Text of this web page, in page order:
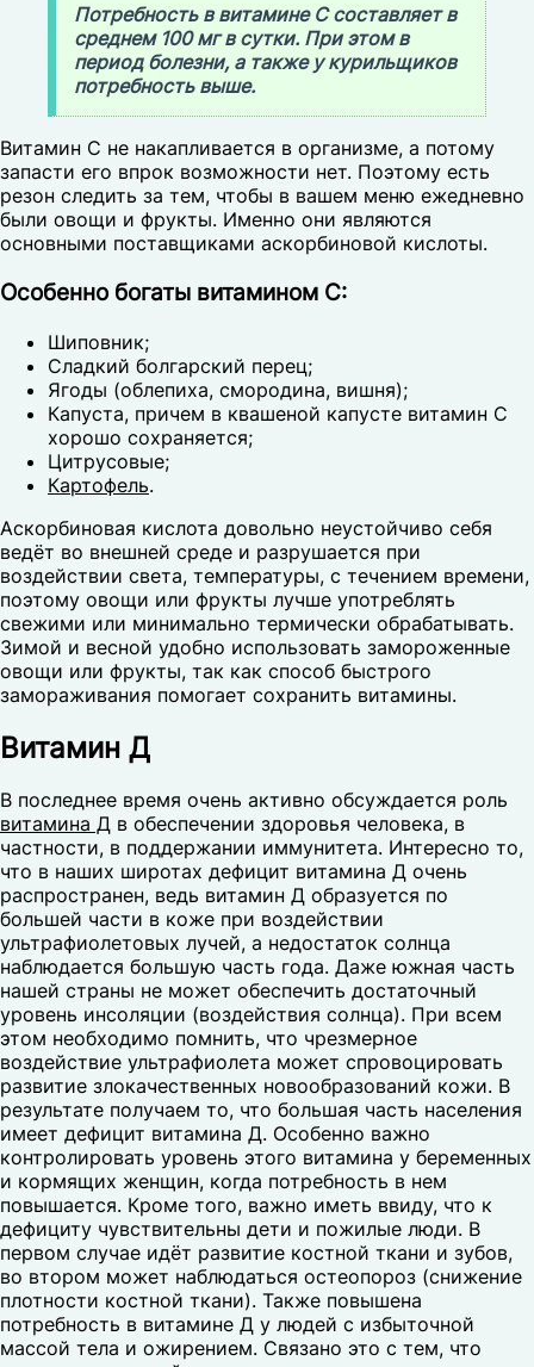
Потребность в витамине С составляет в
среднем 100 мг в сутки. При этом в
период болезни, а также у курильщиков
потребность выше.
Витамин С не накапливается в организме, а потому
запасти его впрок возможности нет. Поэтому есть
резон следить за тем, чтобы в вашем меню ежедневно
были овощи и фрукты. Именно они являются
основными поставщиками аскорбиновой кислоты.
Особенно богаты витамином С:
Шиповник;
Сладкий болгарский перец;
Ягоды (облепиха, смородина, вишня);
Капуста, причем в квашеной капусте витамин С
хорошо сохраняется;
Цитрусовые;
Картофель.
Аскорбиновая кислота довольно неустойчиво себя
ведёт во внешней среде и разрушается при
воздействии света, температуры, с течением времени,
поэтому овощи или фрукты лучше употреблять
свежими или минимально термически обрабатывать.
Зимой и весной удобно использовать замороженные
овощи или фрукты, так как способ быстрого
замораживания помогает сохранить витамины.
Витамин Д
В последнее время очень активно обсуждается роль
витамина Д в обеспечении здоровья человека, в
частности, в поддержании иммунитета. Интересно то,
что в наших широтах дефицит витамина Д очень
распространен, ведь витамин Д образуется по
большей части в коже при воздействии
ультрафиолетовых лучей, а недостаток солнца
наблюдается большую часть года. Даже южная часть
нашей страны не может обеспечить достаточный
уровень инсоляции (воздействия солнца). При всем
этом необходимо помнить, что чрезмерное
воздействие ультрафиолета может спровоцировать
развитие злокачественных новообразований кожи. В
результате получаем то, что большая часть населения
имеет дефицит витамина Д. Особенно важно
контролировать уровень этого витамина у беременных
и кормящих женщин, когда потребность в нем
повышается. Кроме того, важно иметь ввиду, что к
дефициту чувствительны дети и пожилые люди. В
первом случае идёт развитие костной ткани и зубов,
во втором может наблюдаться остеопороз (снижение
плотности костной ткани). Также повышена
потребность в витамине Д у людей с избыточной
массой тела и ожирением. Связано это с тем, что